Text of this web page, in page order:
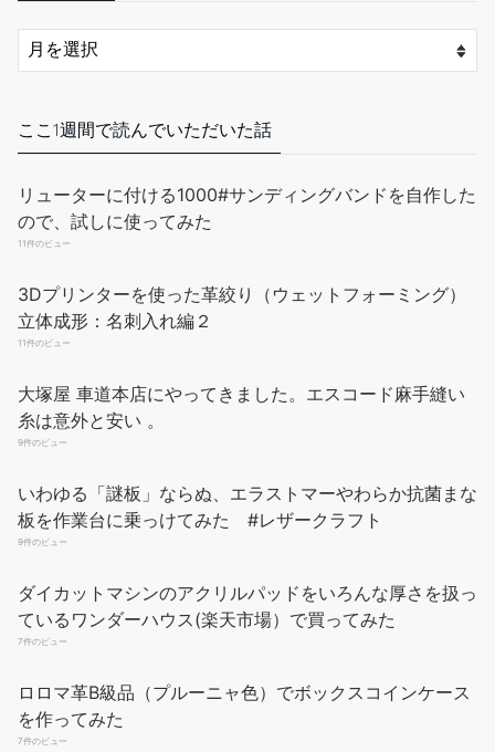
クラフトシャ(craftsha) クラフト社 革工具 ガラス板 12×9cm 8681
性別: female
(2026年8月9日 13:08 GMT +09:00 時点 -詳細はこちら
Amazon.co.jpで買う
磨き 革磨き 専用 工具 檀木 製 仕上げ 革手芸 革細工 革工芸道具
（ブラウン）
材質：高品質の黑檀を使用したコバ磨き用専用コーンスリッカー
です！レザークラフトのコバ磨きには、この材質が最適と言われ
ています。その木材の持つ自然な堅さが、革によく馴染みツヤを
ここ1週間で読んでいただいた話
リューターに付ける1000#サンディングバンドを自作した
ので、試しに使ってみた
11件のビュー
3Dプリンターを使った革絞り（ウェットフォーミング）
立体成形：名刺入れ編２
11件のビュー
大塚屋 車道本店にやってきました。エスコード麻手縫い
糸は意外と安い 。
9件のビュー
いわゆる「謎板」ならぬ、エラストマーやわらか抗菌まな
板を作業台に乗っけてみた #レザークラフト
9件のビュー
ダイカットマシンのアクリルパッドをいろんな厚さを扱っ
ているワンダーハウス(楽天市場）で買ってみた
7件のビュー
ロロマ革B級品（プルーニャ色）でボックスコインケース
を作ってみた
7件のビュー